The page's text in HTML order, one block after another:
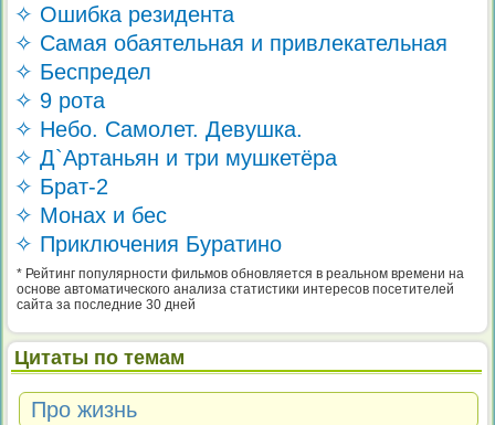
✧ Ошибка резидента
✧ Самая обаятельная и привлекательная
✧ Беспредел
✧ 9 рота
✧ Небо. Самолет. Девушка.
✧ Д`Артаньян и три мушкетёра
✧ Брат-2
✧ Монах и бес
✧ Приключения Буратино
* Рейтинг популярности фильмов обновляется в реальном времени на
основе автоматического анализа статистики интересов посетителей
сайта за последние 30 дней
Цитаты по темам
Про жизнь